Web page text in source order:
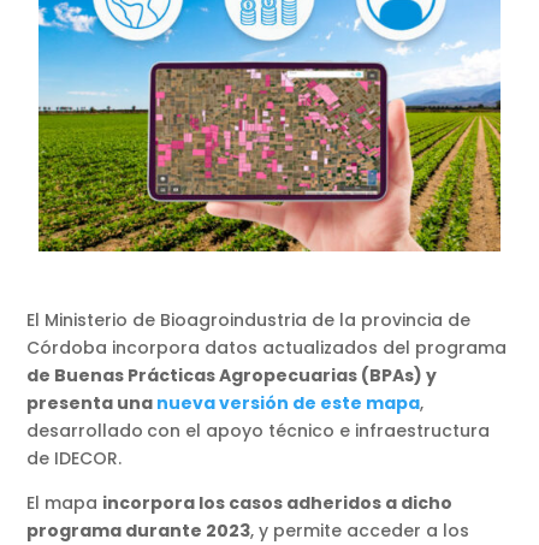
El Ministerio de Bioagroindustria de la provincia de
Córdoba incorpora datos actualizados del programa
de Buenas Prácticas Agropecuarias (BPAs) y
presenta una nueva versión de este mapa,
desarrollado con el apoyo técnico e infraestructura
de IDECOR.
El mapa incorpora los casos adheridos a dicho
programa durante 2023, y permite acceder a los